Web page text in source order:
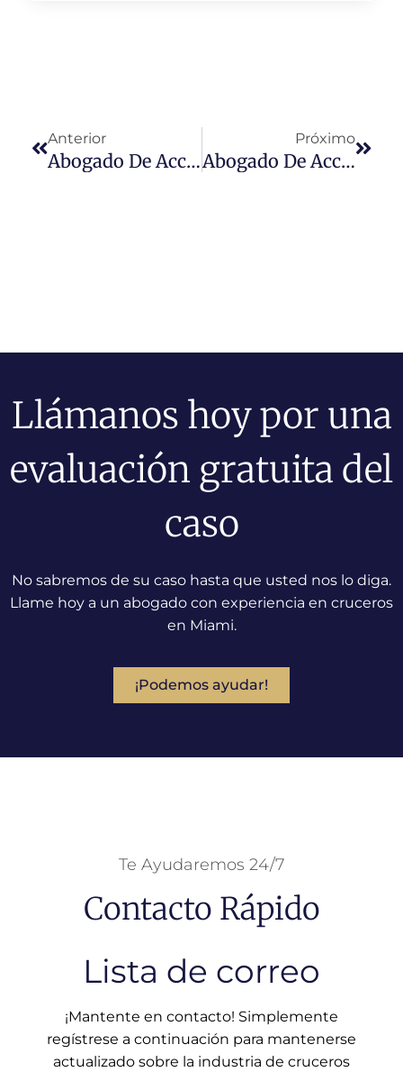
Anterior
Abogado De Accidentes De Pasajeros De Cruceros
Próximo
Abogado De Accidentes De Excursiones En Tierra
Llámanos hoy por una
evaluación gratuita del
caso
No sabremos de su caso hasta que usted nos lo diga.
Llame hoy a un abogado con experiencia en cruceros
en Miami.
¡Podemos ayudar!
Te Ayudaremos 24/7
Contacto Rápido
Lista de correo
¡Mantente en contacto! Simplemente
regístrese a continuación para mantenerse
actualizado sobre la industria de cruceros